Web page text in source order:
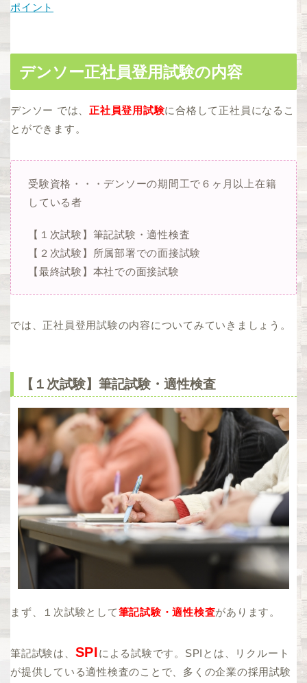
ポイント
デンソー正社員登用試験の内容
デンソー では、正社員登用試験に合格して正社員になるこ
とができます。
受験資格・・・デンソーの期間工で６ヶ月以上在籍
している者
【１次試験】筆記試験・適性検査
【２次試験】所属部署での面接試験
【最終試験】本社での面接試験
では、正社員登用試験の内容についてみていきましょう。
【１次試験】筆記試験・適性検査
まず、１次試験として筆記試験・適性検査があります。
筆記試験は、 SPIによる試験です。SPIとは、リクルート
が提供している適性検査のことで、多くの企業の採用試験